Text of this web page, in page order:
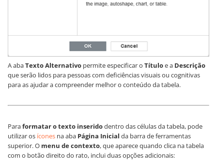
A abaTexto Alternativo permite especificar o Títuloe a Descrição
que serão lidos para pessoas com deficiências visuais ou cognitivas
para as ajudar a compreender melhor o conteúdo da tabela.
Paraformatar o texto inseridodentro das células da tabela, pode
utilizar os ícones na aba Página Inicial da barra de ferramentas
superior. O menu de contexto, que aparece quando clica na tabela
com o botão direito do rato, inclui duas opções adicionais: